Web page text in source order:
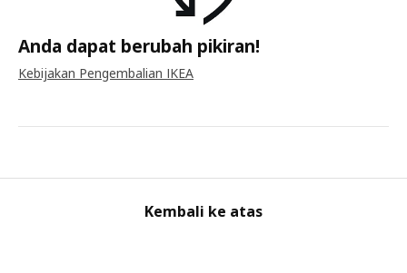
Anda dapat berubah pikiran!
Kebijakan Pengembalian IKEA
Kembali ke atas